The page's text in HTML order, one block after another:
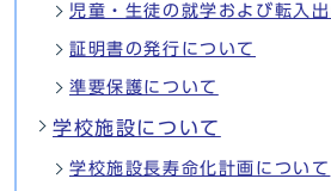
児童・生徒の就学および転入
証明書の発行について
準要保護について
学校施設について
学校施設長寿命化計画について